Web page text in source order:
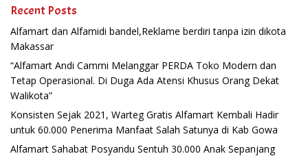
Recent Posts
Alfamart dan Alfamidi bandel,Reklame berdiri tanpa izin dikota
Makassar
“Alfamart Andi Cammi Melanggar PERDA Toko Modern dan
Tetap Operasional. Di Duga Ada Atensi Khusus Orang Dekat
Walikota”
Konsisten Sejak 2021, Warteg Gratis Alfamart Kembali Hadir
untuk 60.000 Penerima Manfaat Salah Satunya di Kab Gowa
Alfamart Sahabat Posyandu Sentuh 30.000 Anak Sepanjang